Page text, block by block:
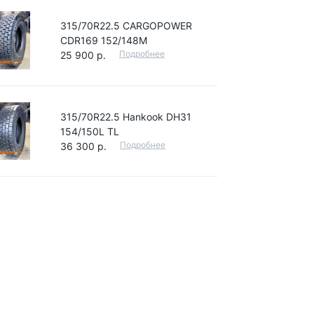
315/70R22.5 CARGOPOWER
CDR169 152/148M
25 900 р.
Подробнее
315/70R22.5 Hankook DH31
154/150L TL
36 300 р.
Подробнее